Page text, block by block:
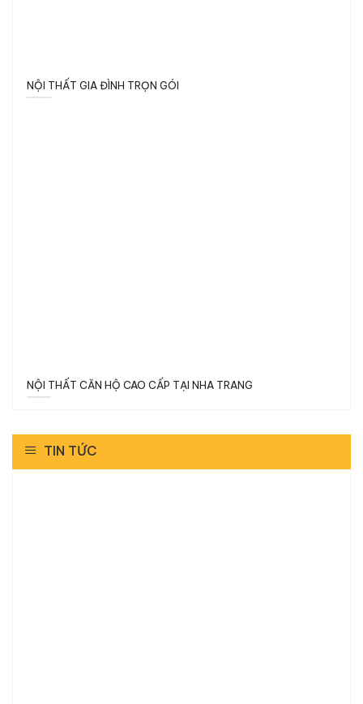
NỘI THẤT GIA ĐÌNH TRỌN GÓI
NỘI THẤT CĂN HỘ CAO CẤP TẠI NHA TRANG
TIN TỨC